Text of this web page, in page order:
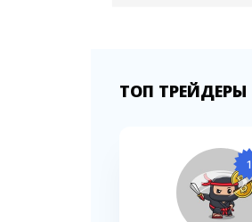
ТОП ТРЕЙДЕРЫ
1